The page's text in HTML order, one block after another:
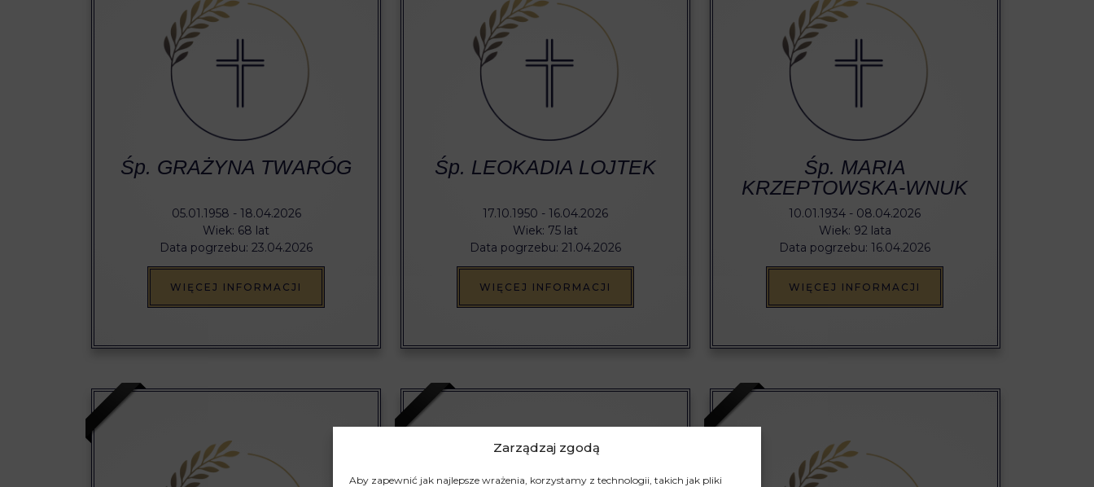
Zarządzaj zgodą
Aby zapewnić jak najlepsze wrażenia, korzystamy z technologii, takich jak pliki
Śp. GRAŻYNA TWARÓG
05.01.1958 - 18.04.2026
Wiek: 68 lat
Data pogrzebu: 23.04.2026
WIĘCEJ INFORMACJI
Śp. LEOKADIA LOJTEK
17.10.1950 - 16.04.2026
Wiek: 75 lat
Data pogrzebu: 21.04.2026
WIĘCEJ INFORMACJI
Śp. MARIA
KRZEPTOWSKA-WNUK
10.01.1934 - 08.04.2026
Wiek: 92 lata
Data pogrzebu: 16.04.2026
WIĘCEJ INFORMACJI